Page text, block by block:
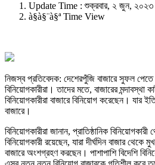
Update Time : শুক্রবার, ২ জুন, ২০২৩
à§­à§¨à§ª Time View
নিজস্ব প্রতিবেদক: দেশেরপুঁজি বাজারে সুফল পেতে
বিনিয়োগকারীরা। তাদের মতে, বাজারের
বিনিয়োগকারীরা বাজারে বিনিয়োগ করেছেন।
বাজারে।
বিনিয়োগকারীরা জানান, প্রাতিষ্ঠানিক
বিনিয়োগকারী রয়েছেন, যারা দীর্ঘদিন বাজার থেকে
বাজারে অংশগ্রহণ করছেন। পাশাপাশি বিদেশি